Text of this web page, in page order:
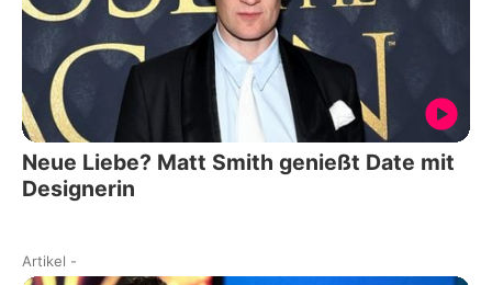
Neue Liebe? Matt Smith genießt Date mit
Designerin
Artikel -